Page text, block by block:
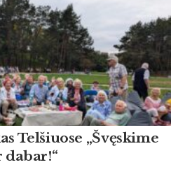
Tel­šiuo­se „Švęski­me
da­bar!“